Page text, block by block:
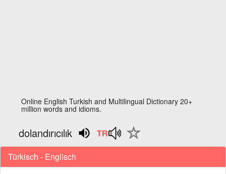
Online English Turkish and Multilingual Dictionary 20+
million words and idioms.
dolandırıcılık
Türkisch - Englisch